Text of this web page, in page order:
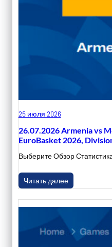
25 июля 2026
26.07.2026 Armenia vs
EuroBasket 2026,
Выберите Обзор
Читать далее